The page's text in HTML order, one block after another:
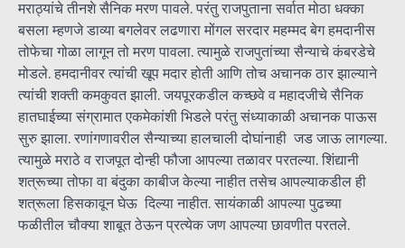
मराठ्यांचे तीनशे सैनिक मरण पावले. परंतु राजपुताना सर्वात मोठा धक्का
बसला म्हणजे डाव्या बगलेवर लढणारा मोंगल सरदार महम्मद बेग हमदानीस
तोफेचा गोळा लागून तो मरण पावला. त्यामुळे राजपुतांच्या सैन्याचे कंबरडेचे
मोडले. हमदानीवर त्यांची खूप मदार होती आणि तोच अचानक ठार झाल्याने
त्यांची शक्ती कमकुवत झाली. जयपूरकडील कच्छवे व महादजीचे सैनिक
हातघाईच्या संग्रामात एकमेकांशी भिडले परंतु संध्याकाळी अचानक पाऊस
सुरु झाला. रणांगणावरील सैन्याच्या हालचाली दोघांनाही जड जाऊ लागल्या.
त्यामुळे मराठे व राजपूत दोन्ही फौजा आपल्या तळावर परतल्या. शिंद्यानी
शत्रूच्या तोफा वा बंदुका काबीज केल्या नाहीत तसेच आपल्याकडील ही
शत्रूला हिसकावून घेऊ दिल्या नाहीत. सायंकाळी आपल्या पुढच्या
फळीतील चौक्या शाबूत ठेऊन प्रत्येक जण आपल्या छावणीत परतले.